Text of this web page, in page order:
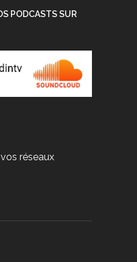
PODCASTS SUR
réseaux